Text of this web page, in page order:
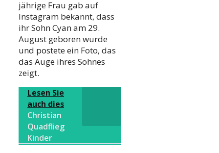
jährige Frau gab auf
Instagram bekannt, dass
ihr Sohn Cyan am 29.
August geboren wurde
und postete ein Foto, das
das Auge ihres Sohnes
zeigt.
Lesen Sie
auch dies
Christian
Quadflieg
Kinder